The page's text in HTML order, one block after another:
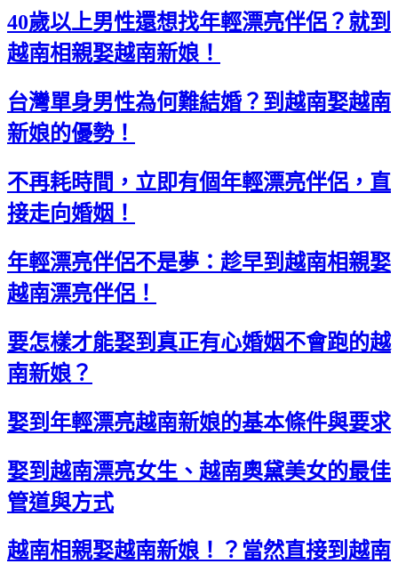
40歲以上男性還想找年輕漂亮伴侶？就到
越南相親娶越南新娘！
台灣單身男性為何難結婚？到越南娶越南
新娘的優勢！
不再耗時間，立即有個年輕漂亮伴侶，直
接走向婚姻！
年輕漂亮伴侶不是夢：趁早到越南相親娶
越南漂亮伴侶！
要怎樣才能娶到真正有心婚姻不會跑的越
南新娘？
娶到年輕漂亮越南新娘的基本條件與要求
娶到越南漂亮女生、越南奧黛美女的最佳
管道與方式
越南相親娶越南新娘！？當然直接到越南